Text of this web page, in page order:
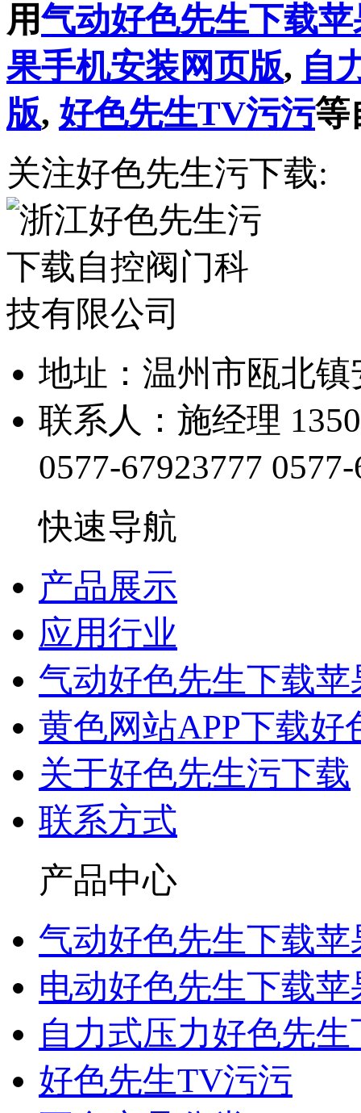
用气动好色先生下载
果手机安装网页版, 自
版, 好色先生TV污污等
关注好色先生污下载:
地址：温州市瓯北
联系人：施经理
0577-67923777
快速导航
产品展示
应用行业
气动好色先生下载
黄色网站APP下载好
关于好色先生污下载
联系方式
产品中心
气动好色先生下载
电动好色先生下载
自力式压力好色先
好色先生TV污污